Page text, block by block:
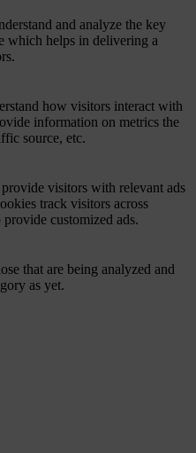
and analyze the key
which helps in delivering a
how visitors interact with
information on metrics the
source, etc.
visitors with relevant ads
track visitors across
customized ads.
that are being analyzed and
as yet.